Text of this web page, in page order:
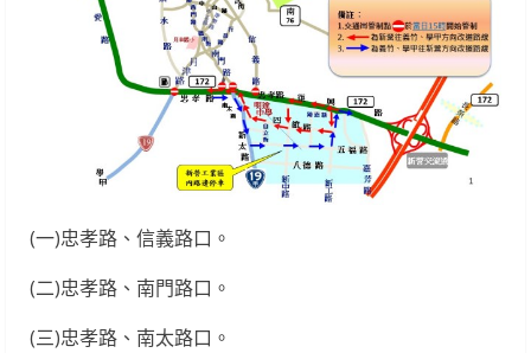
(一)忠孝路、信義路口。
(二)忠孝路、南門路口。
(三)忠孝路、南太路口。